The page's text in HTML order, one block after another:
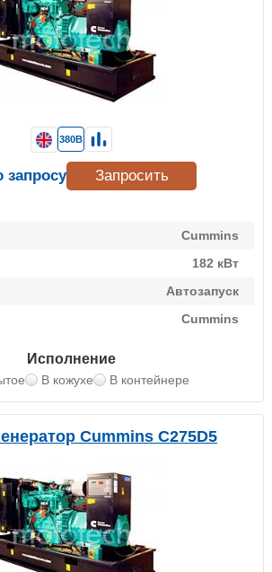
Cummins
182 кВт
Автозапуск
Cummins
Исполнение
В кожухе В контейнере
380В
запросу Запросить
Cummins C275D5